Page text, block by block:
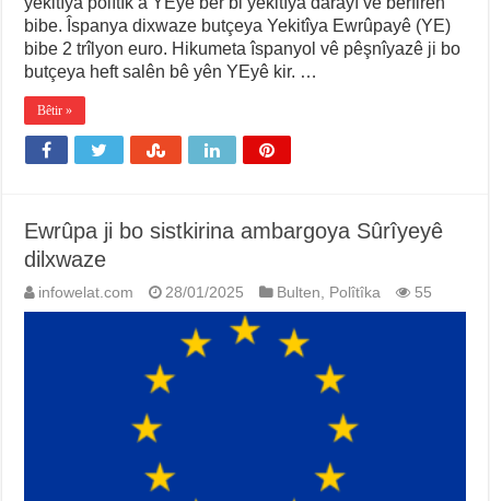
bibe. Îspanya dixwaze butçeya Yekitîya Ewrûpayê (YE)
bibe 2 trîlyon euro. Hikumeta îspanyol vê pêşnîyazê ji bo
butçeya heft salên bê yên YEyê kir. …
Bêtir »
Ewrûpa ji bo sistkirina ambargoya Sûrîyeyê
dilxwaze
infowelat.com 28/01/2025 Bulten, Polîtîka 55